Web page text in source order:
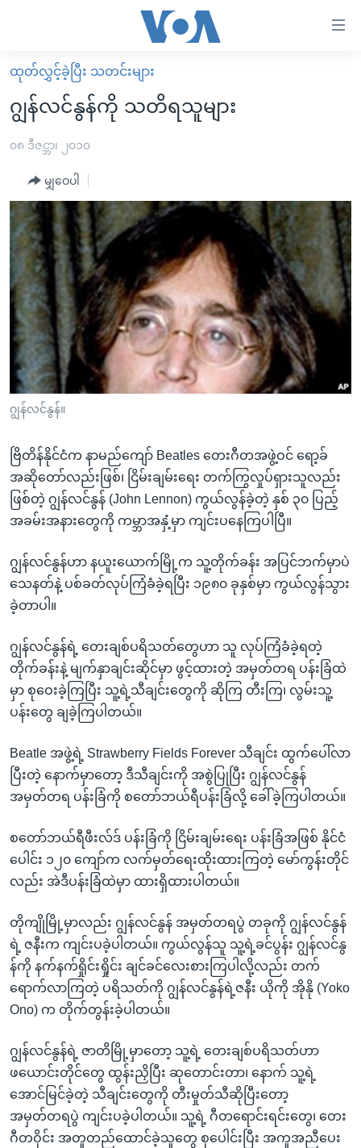
လွယ်ကူ
စေ
သည့်
များ
ပင်မ
အကြောင်းအရာ
သို့
ကျော်
ကြည့်
ပင်မ
ညွန်း
စာမျက်နှာ
ကျော်
ကြည့်
ရန်
ရှာဖွေ
နေရာ
သို့
ကျော်
မူလစာမျက်နှာ
မြန်မာ
ကမ္ဘာ့သတင်းများ
နိုင်ငံတကာ
အမေရိကန်
တရုတ်
အစ္စရေး-ပါလက်စတိုင်း
သတင်းလွတ်လပ်ခွင့်
ရပ်ဝန်းတခု လမ်းတခု အလွန်
အင်္ဂလိပ်စာလေ့လာမယ်
အမေရိကန်သုံးအီဒီယံ
မကြေးမုံရဲ့ အင်္ဂလိပ်စာ
ရုပ်ရှင်ထဲက အင်္ဂလိပ်စာ
သုတပဒေသာ အင်္ဂလိပ်စာ
အပတ်စဉ်ကဏ္ဍများ
ရေဒီယို
တီဗွီ
ရေဒီယိုနှင့်ရုပ်သံ အချက်အလက်များ
ရေဒီယို/တီဗွီအစီအစဉ်
Learning English
ဘာသာစကားများ
ထုတ်လွှင့်ခဲ့ပြီး သတင်းများ
ဂျွန်လင်နွန်ကို သတိရသူများ
၀၈ ဒီဇင္ဘာ၊ ၂၀၁၀
မျှဝေပါ
ဂျွန်လင်နွန်။
ဗြိတိန်နိုင်ငံက နာမည်ကျော် Beatles တေးဂီတအဖွဲ့ဝင် ရော့ခ်
အဆိုတော်လည်းဖြစ်၊ ငြိမ်းချမ်းရေး တက်ကြွလှုပ်ရှားသူလည်း
ဖြစ်တဲ့ ဂျွန်လင်နွန် (John Lennon) ကွယ်လွန်ခဲ့တဲ့ နှစ် ၃၀ ပြည့်
အခမ်းအနားတွေကို ကမ္ဘာအနှံ့မှာ ကျင်းပနေကြပါပြီ။
ဂျွန်လင်နွန်ဟာ နယူးယောက်မြို့က သူ့တိုက်ခန်း အပြင်ဘက်မှာပဲ
သေနတ်နဲ့ ပစ်ခတ်လုပ်ကြံခံခဲ့ရပြီး ၁၉၈၀ ခုနှစ်မှာ ကွယ်လွန်သွား
ခဲ့တာပါ။
ဂျွန်လင်နွန်ရဲ့ တေးချစ်ပရိသတ်တွေဟာ သူ လုပ်ကြံခံခဲ့ရတဲ့
တိုက်ခန်းနဲ့ မျက်နှာချင်းဆိုင်မှာ ဖွင့်ထားတဲ့ အမှတ်တရ ပန်းခြံထဲ
မှာ စုဝေးခဲ့ကြပြီး သူ့ရဲ့သီချင်းတွေကို ဆိုကြ တီးကြ၊ လွမ်းသူ့
ပန်းတွေ ချခဲ့ကြပါတယ်။
Beatle အဖွဲ့ရဲ့ Strawberry Fields Forever သီချင်း ထွက်ပေါ်လာ
ပြီးတဲ့ နောက်မှာတော့ ဒီသီချင်းကို အစွဲပြုပြီး ဂျွန်လင်နွန်
အမှတ်တရ ပန်းခြံကို စတော်ဘယ်ရီပန်းခြံလို့ ခေါ်ခဲ့ကြပါတယ်။
စတော်ဘယ်ရီဖီးလ်ဒ် ပန်းခြံကို ငြိမ်းချမ်းရေး ပန်းခြံအဖြစ် နိုင်ငံ
ပေါင်း ၁၂၀ ကျော်က လက်မှတ်ရေးထိုးထားကြတဲ့ မော်ကွန်းတိုင်
လည်း အဲဒီပန်းခြံထဲမှာ ထားရှိထားပါတယ်။
တိုကျိုမြို့မှာလည်း ဂျွန်လင်နွန် အမှတ်တရပွဲ တခုကို ဂျွန်လင်နွန်
ရဲ့ ဇနီးက ကျင်းပခဲ့ပါတယ်။ ကွယ်လွန်သူ သူ့ရဲ့ခင်ပွန်း ဂျွန်လင်နွ
န်ကို နက်နက်ရှိုင်းရှိုင်း ချင်ခင်လေးစားကြပါလို့လည်း တက်
ရောက်လာကြတဲ့ ပရိသတ်ကို ဂျွန်လင်နွန်ရဲ့ဇနီး ယိုကို အိုနို (Yoko
Ono) က တိုက်တွန်းခဲ့ပါတယ်။
ဂျွန်လင်နွန်ရဲ့ ဇာတိမြို့မှာတော့ သူ့ရဲ့ တေးချစ်ပရိသတ်ဟာ
ဖယောင်းတိုင်တွေ ထွန်းညှိပြီး ဆုတောင်းတာ၊ နောက် သူ့ရဲ့
အောင်မြင်ခဲ့တဲ့ သီချင်းတွေကို တီးမှုတ်သီဆိုပြီးတော့
အမှတ်တရပွဲ ကျင်းပခဲ့ပါတယ်။ သူ့ရဲ့ ဂီတရောင်းရင်းတွေ၊ တေး
ဂီတဝိုင်း အတူတည်ထောင်ခဲ့သူတွေ စုပေါင်းပြီး အကူအညီပေး